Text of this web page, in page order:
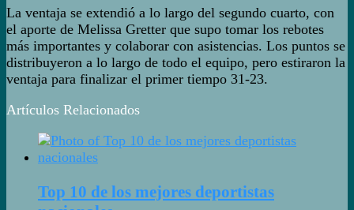
La ventaja se extendió a lo largo del segundo cuarto, con
el aporte de Melissa Gretter que supo tomar los rebotes
más importantes y colaborar con asistencias. Los puntos se
distribuyeron a lo largo de todo el equipo, pero estiraron la
ventaja para finalizar el primer tiempo 31-23.
Artículos Relacionados
Top 10 de los mejores deportistas